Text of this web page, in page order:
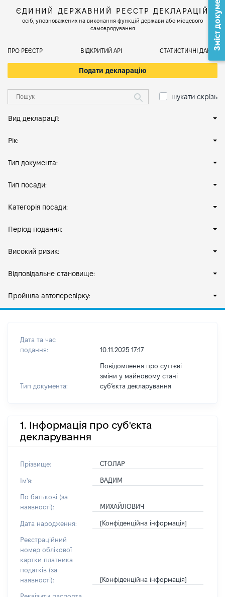
ЄДИНИЙ ДЕРЖАВНИЙ РЕЄСТР ДЕКЛАРАЦІЙ
осіб, уповноважених на виконання функцій держави або місцевого
самоврядування
ПРО РЕЄСТР ВІДКРИТИЙ АРІ СТАТИСТИЧНІ ДАНІ
Подати декларацію
шукати скрізь
Вид декларації:
Рік:
Тип документа:
Тип посади:
Категорія посади:
Період подання:
Високий ризик:
Відповідальне становище:
Пройшла автоперевірку:
Дата та час
подання:
10.11.2025 17:17
Тип документа:
Повідомлення про суттєві
зміни у майновому стані
субʼєкта декларування
1. Інформація про суб'єкта
декларування
Прізвище: СТОЛАР
Ім'я: ВАДИМ
По батькові (за
наявності):
МИХАЙЛОВИЧ
Дата народження: [Конфіденційна інформація]
Реєстраційний
номер облікової
картки платника
податків (за
наявності):
[Конфіденційна інформація]
Зміст документа